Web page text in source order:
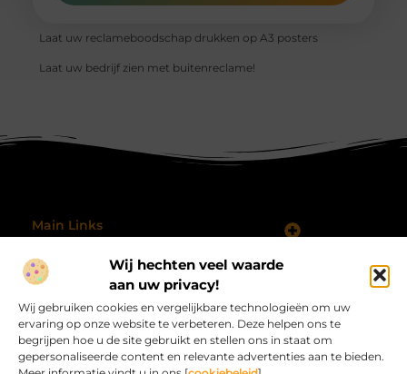
Wij hechten veel waarde
aan uw privacy!
Wij gebruiken cookies en vergelijkbare technologieën om uw
ervaring op onze website te verbeteren. Deze helpen ons te
begrijpen hoe u de site gebruikt en stellen ons in staat om
gepersonaliseerde content en relevante advertenties aan te bieden.
Laat uw reclameboodschap drukken op A3 posters
Laat uw bedrijf zien met buitenreclame!
Main Links
@2025 All Right Reserved.
www.procardvlinders.nl.
Bericht categorie